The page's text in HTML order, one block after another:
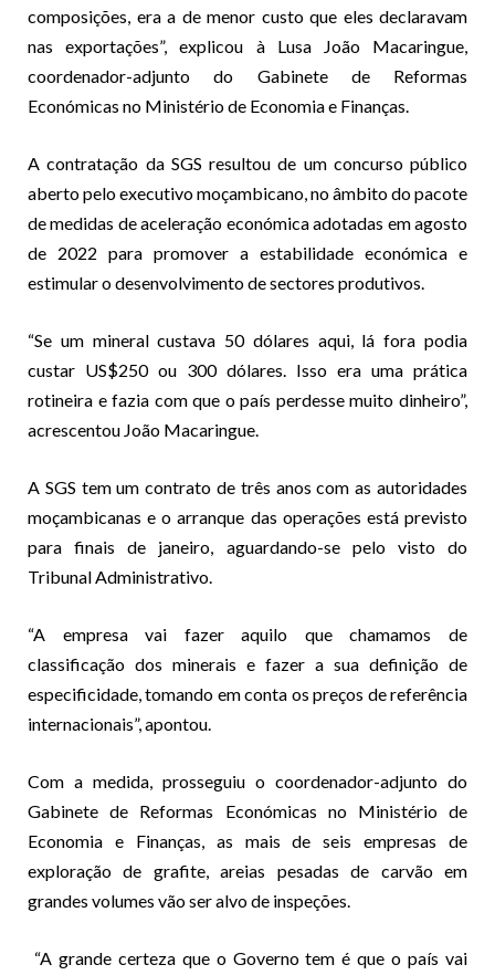
composições, era a de menor custo que eles declaravam
nas exportações”, explicou à Lusa João Macaringue,
coordenador-adjunto do Gabinete de Reformas
Económicas no Ministério de Economia e Finanças.
A contratação da SGS resultou de um concurso público
aberto pelo executivo moçambicano, no âmbito do pacote
de medidas de aceleração económica adotadas em agosto
de 2022 para promover a estabilidade económica e
estimular o desenvolvimento de sectores produtivos.
“Se um mineral custava 50 dólares aqui, lá fora podia
custar US$250 ou 300 dólares. Isso era uma prática
rotineira e fazia com que o país perdesse muito dinheiro”,
acrescentou João Macaringue.
A SGS tem um contrato de três anos com as autoridades
moçambicanas e o arranque das operações está previsto
para finais de janeiro, aguardando-se pelo visto do
Tribunal Administrativo.
“A empresa vai fazer aquilo que chamamos de
classificação dos minerais e fazer a sua definição de
especificidade, tomando em conta os preços de referência
internacionais”, apontou.
Com a medida, prosseguiu o coordenador-adjunto do
Gabinete de Reformas Económicas no Ministério de
Economia e Finanças, as mais de seis empresas de
exploração de grafite, areias pesadas de carvão em
grandes volumes vão ser alvo de inspeções.
“A grande certeza que o Governo tem é que o país vai